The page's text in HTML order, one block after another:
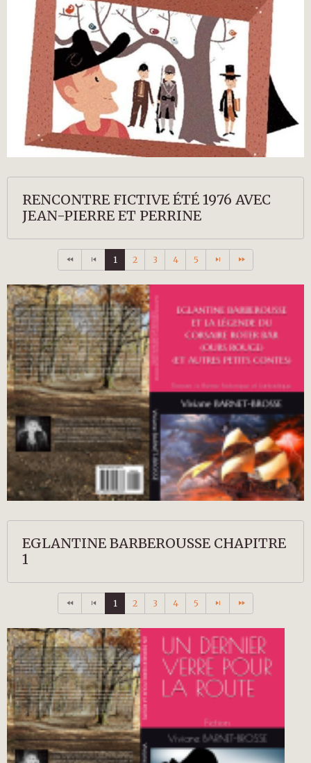
RENCONTRE FICTIVE ÉTÉ 1976 AVEC
JEAN-PIERRE ET PERRINE
1 2 3 4 5
EGLANTINE BARBEROUSSE CHAPITRE
1
1 2 3 4 5